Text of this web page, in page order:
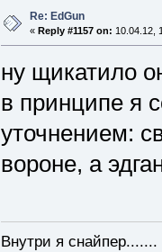
Re: EdGun
« Reply #1157 on: 10.04.12,
ну щикатило
в принципе я
уточнением:
вороне, а
Внутри я